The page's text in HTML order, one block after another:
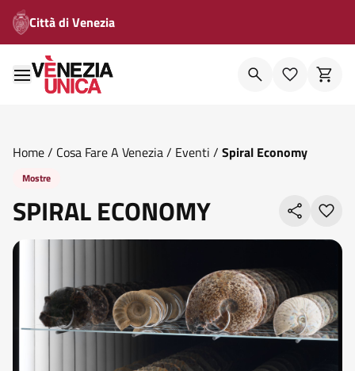
Città di Venezia
Home/ Cosa Fare A Venezia/ Eventi / Spiral Economy
Mostre
SPIRAL ECONOMY